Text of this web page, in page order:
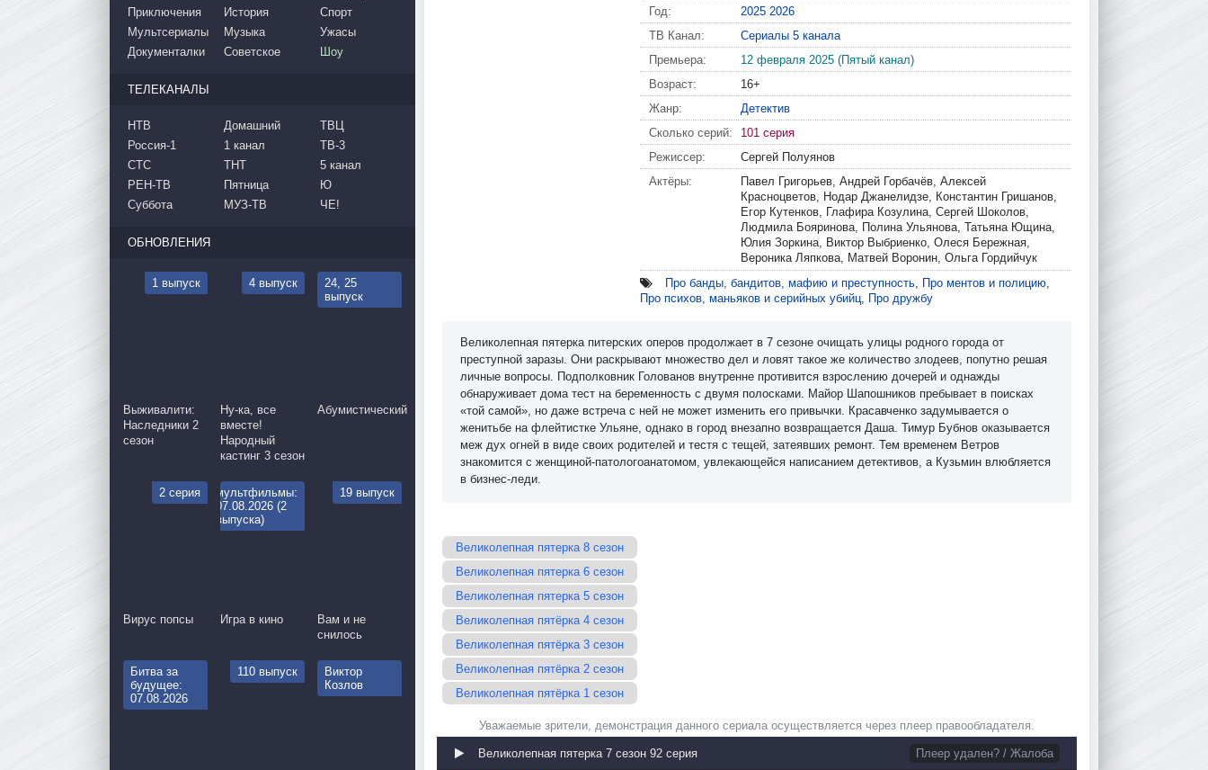
Год:
2025 2026
ТВ Канал:
Сериалы 5 канала
Премьера:
12 февраля 2025 (Пятый канал)
Возраст:
16+
Жанр:
Детектив
Сколько серий:
101 серия
Режиссер:
Сергей Полуянов
Актёры:
Павел Григорьев, Андрей Горбачёв, Алексей
Красноцветов, Нодар Джанелидзе, Константин Гришанов,
Егор Кутенков, Глафира Козулина, Сергей Шоколов,
Людмила Бояринова, Полина Ульянова, Татьяна Ющина,
Юлия Зоркина, Виктор Выбриенко, Олеся Бережная,
Вероника Ляпкова, Матвей Воронин, Ольга Гордийчук
Про банды, бандитов, мафию и преступность, Про ментов и полицию,
Про психов, маньяков и серийных убийц, Про дружбу
Великолепная пятерка питерских оперов продолжает в 7 сезоне очищать улицы родного города от
преступной заразы. Они раскрывают множество дел и ловят такое же количество злодеев, попутно решая
личные вопросы. Подполковник Голованов внутренне противится взрослению дочерей и однажды
обнаруживает дома тест на беременность с двумя полосками. Майор Шапошников пребывает в поисках
«той самой», но даже встреча с ней не может изменить его привычки. Красавченко задумывается о
женитьбе на флейтистке Ульяне, однако в город внезапно возвращается Даша. Тимур Бубнов оказывается
меж дух огней в виде своих родителей и тестя с тещей, затеявших ремонт. Тем временем Ветров
знакомится с женщиной-патологоанатомом, увлекающейся написанием детективов, а Кузьмин влюбляется
в бизнес-леди.
Великолепная пятерка 8 сезон
Великолепная пятерка 6 сезон
Великолепная пятерка 5 сезон
Великолепная пятёрка 4 сезон
Великолепная пятёрка 3 сезон
Великолепная пятёрка 2 сезон
Великолепная пятёрка 1 сезон
Уважаемые зрители, демонстрация данного сериала осуществляется через плеер правообладателя.
Великолепная пятерка 7 сезон 92 серия Плеер удален? / Жалоба
Приключения
Мультсериалы
Документалки
История
Музыка
Советское
Спорт
Ужасы
Шоу
ТЕЛЕКАНАЛЫ
НТВ
Россия-1
СТС
РЕН-ТВ
Суббота
Домашний
1 канал
ТНТ
Пятница
МУЗ-ТВ
ТВЦ
ТВ-3
5 канал
Ю
ЧЕ!
ОБНОВЛЕНИЯ
1 выпуск
Выживалити:
Наследники 2
сезон
4 выпуск
Ну-ка, все
вместе!
Народный
кастинг 3 сезон
24, 25
выпуск
Абумистический
2 серия
Вирус попсы
мультфильмы:
07.08.2026 (2
выпуска)
Игра в кино
19 выпуск
Вам и не
снилось
Битва за
будущее:
07.08.2026
110 выпуск
Виктор
Козлов